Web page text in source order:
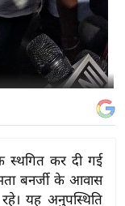
स्थगित कर दी गई
बनर्जी के आवास
यह अनुपस्थिति